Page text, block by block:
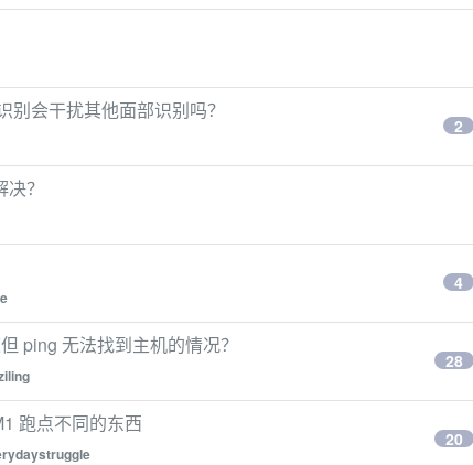
会干扰其他面部识别吗？
2
？
4
ping 无法找到主机的情况？
28
跑点不同的东西
20